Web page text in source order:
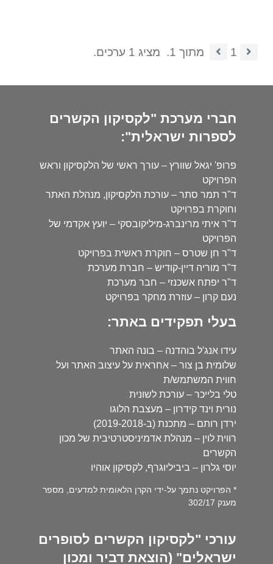
1 מתוך 1. מציג 1 ערכים.
חברי מערכת "לקסיקון הקשרים
לספרות ישראלית":
פרופ' יגאל שוורץ – עורך ראשי של הלקסיקון וראש
הפרויקט
ד"ר תמר סתר – עורכת הלקסיקון, מנהלת האתר
וחוקרת בפרויקט
ד"ר איתי מרינברג-מיליקובסקי – יועץ אקדמי של
הפרויקט
ד"ר חן שטרס – חוקרת ראשית בפרויקט
ד"ר מוריה דיין-קודיש – חברת מערכת
ד"ר יפתח אשכנזי – חבר מערכת
נעם קרון – עוזרת מחקר בפרויקט
בעלי תפקידים באתר:
עידו אנג'ל בוהדנה – בונה האתר
שלומית בן צור – אחראית על עיצוב האתר ועל
חווית המשתמש/ת
טלי בלייכר – עורכת לשונית
נורית וינד קידרון – מעצבת הלוגו
ירדן רותם – מתכנת (ב-2019-2018)
רווית לוין – מנהלת אדמיניסטרטיבית של מכון
הקשרים
יוסי גלרון – ביביליוגרף, לקסיקון אוהיו
* הפרויקט נתמך על-ידי הקרן הלאומית למדעים, מספר
מענק 302/17
עורכי "לקסיקון הקשרים לסופרים
ישראלים" (הוצאת דביר ומכון